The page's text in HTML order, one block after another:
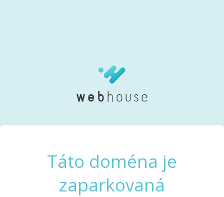
Táto doména je
zaparkovaná